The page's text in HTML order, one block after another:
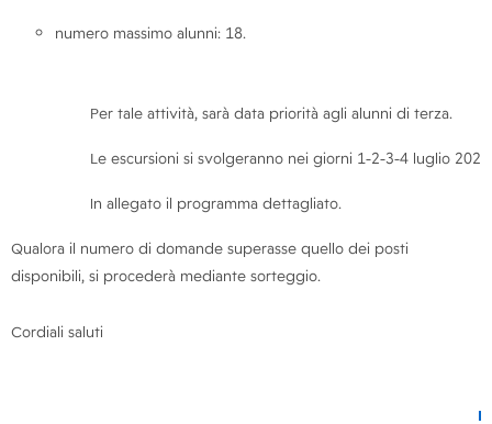
numero massimo alunni: 18.
Per tale attività, sarà data priorità agli alunni di terza.
Le escursioni si svolgeranno nei giorni 1-2-3-4 luglio 2025.
In allegato il programma dettagliato.
Qualora il numero di domande superasse quello dei posti
disponibili, si procederà mediante sorteggio.
Cordiali saluti
Il